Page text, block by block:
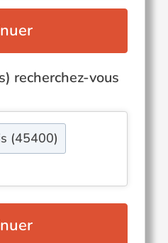
recherchez-vous
(45400)